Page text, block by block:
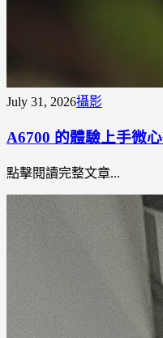
July 31, 2026攝影
A6700 的體驗上手微心
點擊閱讀完整文章...